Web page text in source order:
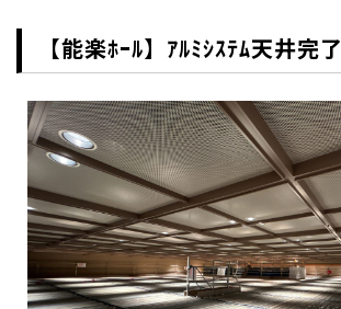
【能楽ﾎｰﾙ】ｱﾙﾐｼｽﾃﾑ天井完了